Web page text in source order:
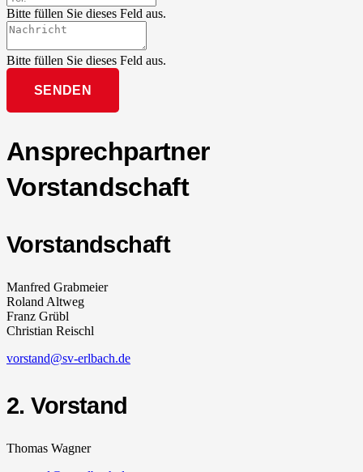
Bitte füllen Sie dieses Feld aus.
Bitte füllen Sie dieses Feld aus.
SENDEN
Ansprechpartner
Vorstandschaft
Vorstandschaft
Manfred Grabmeier
Roland Altweg
Franz Grübl
Christian Reischl
vorstand@sv-erlbach.de
2. Vorstand
Thomas Wagner